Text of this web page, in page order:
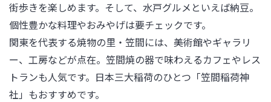
街歩きを楽しめます。そして、水戸グルメといえば納豆。
個性豊かな料理やおみやげは要チェックです。
関東を代表する焼物の里・笠間には、美術館やギャラリ
ー、工房などが点在。笠間焼の器で味わえるカフェやレス
トランも人気です。日本三大稲荷のひとつ「笠間稲荷神
社」もおすすめです。